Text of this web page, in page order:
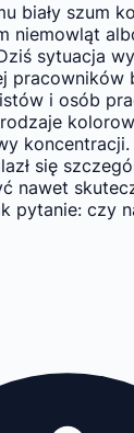
biały szum
niemowląt
sytuacja
pracowników
i osób
koncentracji.
się
nawet
pytanie: czy